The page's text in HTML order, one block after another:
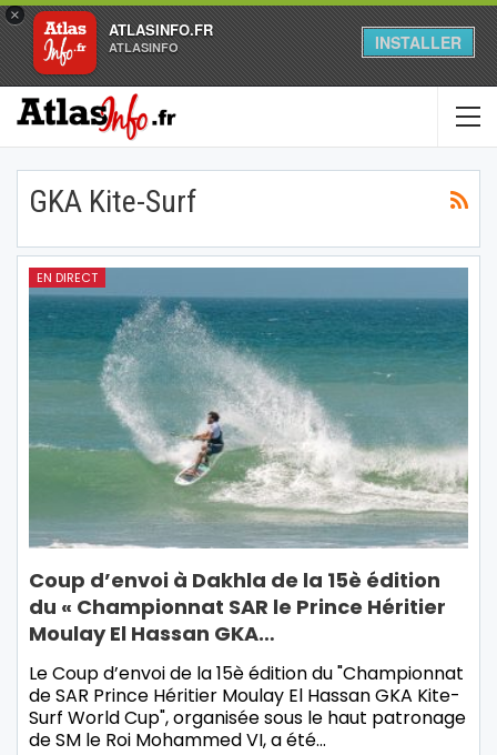
×
ATLASINFO.FR
ATLASINFO INSTALLER
GKA Kite-Surf
EN DIRECT
Coup d’envoi à Dakhla de la 15è édition
du « Championnat SAR le Prince Héritier
Moulay El Hassan GKA…
Le Coup d’envoi de la 15è édition du "Championnat
de SAR Prince Héritier Moulay El Hassan GKA Kite-
Surf World Cup", organisée sous le haut patronage
de SM le Roi Mohammed VI, a été…